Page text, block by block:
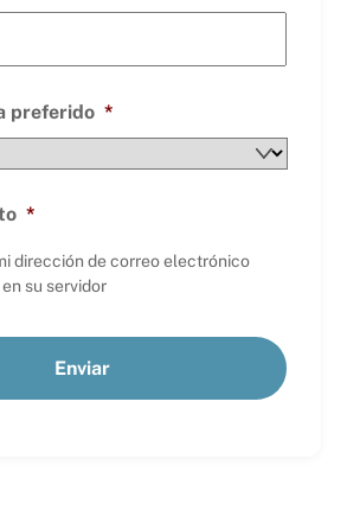
preferido *
*
dirección de correo electrónico
su servidor